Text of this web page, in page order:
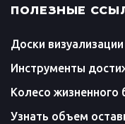
ПОЛЕЗНЫЕ
Доски визуализации
Инструменты
Колесо жизненного
Узнать объем